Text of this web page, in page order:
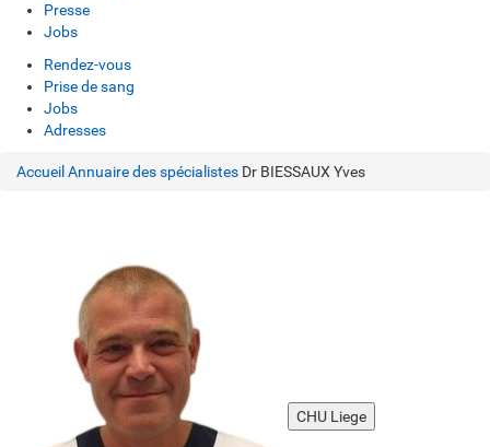
Presse
Jobs
Rendez-vous
Prise de sang
Jobs
Adresses
Accueil Annuaire des spécialistes Dr BIESSAUX Yves
CHU Liege